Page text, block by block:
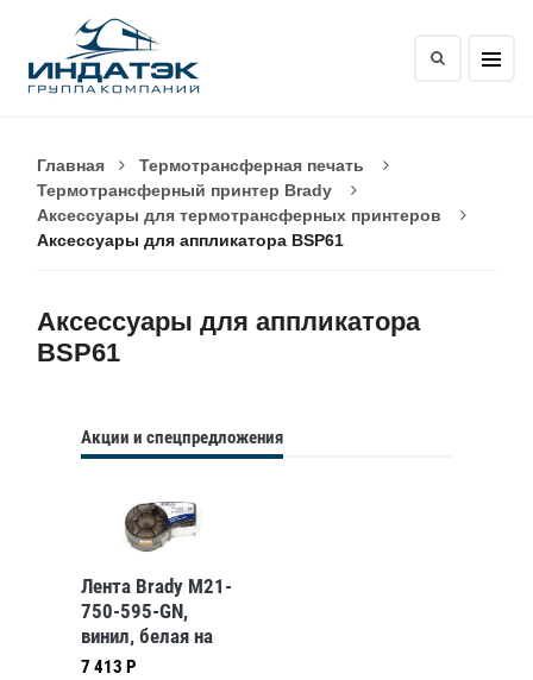
Главная
Термотрансферная печать
Термотрансферный принтер Brady
Аксессуары для термотрансферных принтеров
Аксессуары для аппликатора BSP61
Аксессуары для аппликатора
BSP61
Акции и спецпредложения
Лента Brady M21-
750-595-GN,
винил, белая на
зелёном, 19,05
7 413 Р